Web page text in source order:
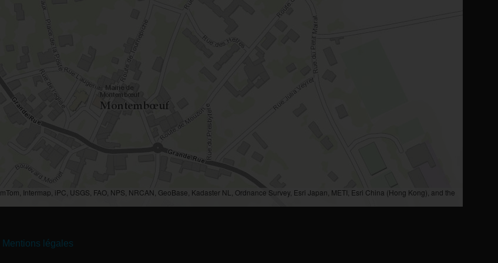
Intermap, iPC, USGS, FAO, NPS, NRCAN, GeoBase, Kadaster NL, Ordnance Survey, Esri Japan, METI, Esri China (Hong Kong), and the
Mentions légales